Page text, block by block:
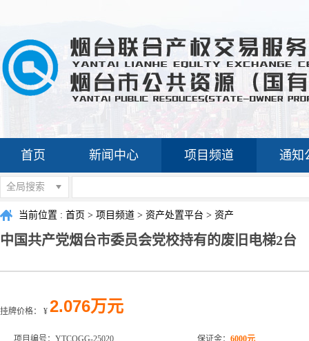
首页 新闻中心 项目频道 通知
全局搜索
当前位置 : 首页 > 项目频道 > 资产处置平台 > 资产
中国共产党烟台市委员会党校持有的废旧电梯2台
挂牌价格： ¥ 2.076万元
项目编号：YTCQGG-25020 保证金： 6000元